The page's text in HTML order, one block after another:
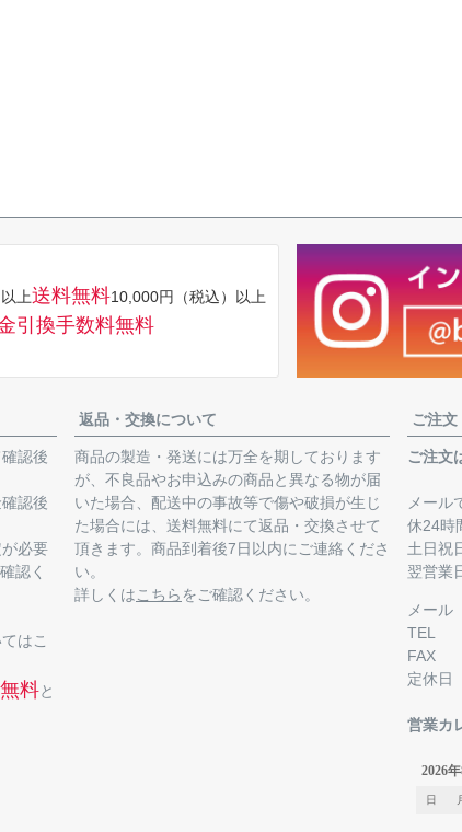
上送料無料10,000円（税込）以上
引換手数料無料
認後
認後
必要
認く
はこ
料と
返品・交換について
商品の製造・発送には万全を期しております
が、不良品やお申込みの商品と異なる物が届
いた場合、配送中の事故等で傷や破損が生じ
た場合には、送料無料にて返品・交換させて
頂きます。商品到着後7日以内にご連絡くださ
い。
詳しくは こちら をご確認ください。
ご注文
ご注文
メール
休24時
土日祝
翌営業
メール
TEL
FAX
定休日
営業カ